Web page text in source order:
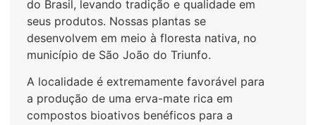
do Brasil, levando tradição e qualidade em
seus produtos. Nossas plantas se
desenvolvem em meio à floresta nativa, no
município de São João do Triunfo.
A localidade é extremamente favorável para
a produção de uma erva-mate rica em
compostos bioativos benéficos para a